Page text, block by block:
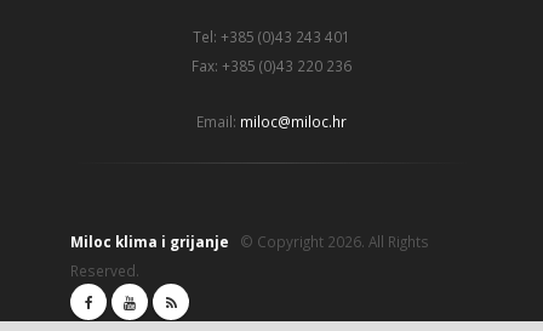
Tel: +385 (0)43 243 401
Fax: +385 (0)43 220 236
Email: miloc@miloc.hr
Miloc klima i grijanje © Copyright 2026. All Rights
Reserved.